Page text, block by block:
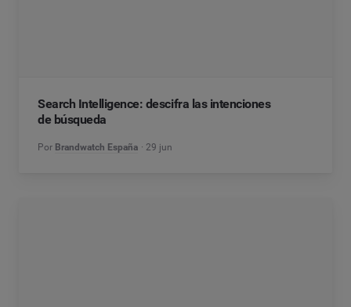
Search Intelligence: descifra las intenciones
de búsqueda
Por Brandwatch España 29 jun